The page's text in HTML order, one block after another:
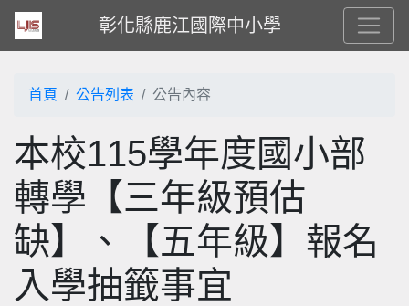
彰化縣鹿江國際中小學
首頁 公告列表 公告內容
本校115學年度國小部
轉學【三年級預估
缺】、【五年級】報名
入學抽籤事宜